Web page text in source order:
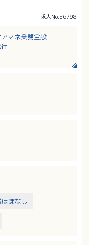
求人No.56798
マネ業務全般
ほぼなし